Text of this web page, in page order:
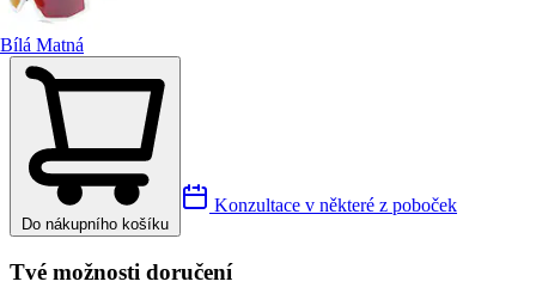
Bílá Matná
Do nákupního košíku
Konzultace v některé z poboček
Tvé možnosti doručení